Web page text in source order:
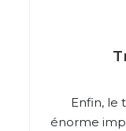
Enfin, le
énorme